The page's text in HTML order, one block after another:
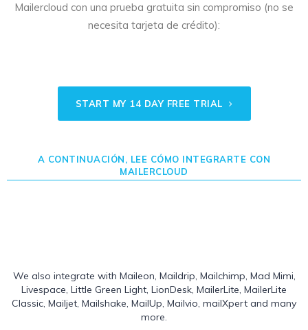
Mailercloud con una prueba gratuita sin compromiso (no se
necesita tarjeta de crédito):
START MY 14 DAY FREE TRIAL
A CONTINUACIÓN, LEE CÓMO INTEGRARTE CON
MAILERCLOUD
We also integrate with Maileon, Maildrip, Mailchimp, Mad Mimi,
Livespace, Little Green Light, LionDesk, MailerLite, MailerLite
Classic, Mailjet, Mailshake, MailUp, Mailvio, mailXpert and many
more.